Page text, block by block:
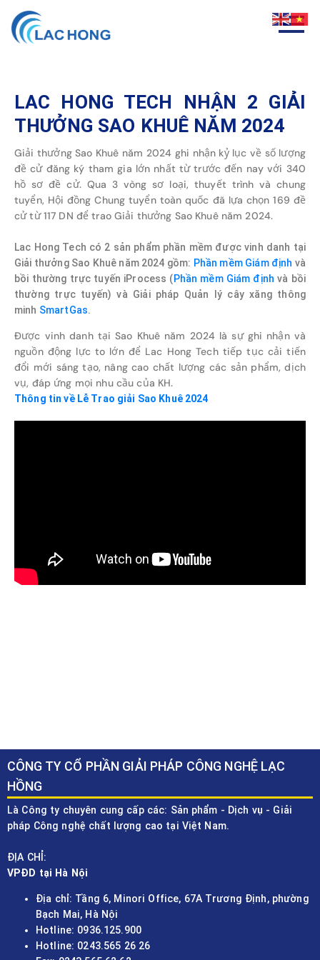
LAC HONG TECH NHẬN 2 GIẢI
THƯỞNG SAO KHUÊ NĂM 2024
Giải thưởng Sao Khuê năm 2024 ghi nhận kỷ lục về số lượng
đề cử đăng ký tham gia lớn nhất từ trước đến nay với 340
hồ sơ đề cử. Qua 3 vòng sơ loại, thuyết trình và chung
tuyển, Hội đồng Chung tuyển toàn quốc đã lựa chọn 169 đề
cử từ 117 DN để trao Giải thưởng Sao Khuê năm 2024.
Lac Hong Tech có 2 sản phẩm phần mềm được vinh danh tại
Giải thưởng Sao Khuê năm 2024 gồm: Phần mềm Giám định và
bồi thường trực tuyến iProcess (Phần mềm Giám định và bồi
thường trực tuyến) và Giải pháp Quản lý cây xăng thông
minh SmartGas.
Được vinh danh tại Sao Khuê năm 2024 là sự ghi nhận và
nguồn động lực to lớn để Lac Hong Tech tiếp tục cải tiến
đổi mới sáng tạo, nâng cao chất lượng các sản phẩm, dịch
vụ, đáp ứng mọi nhu cầu của KH.
Thông tin về Lễ Trao giải Sao Khuê 2024
CÔNG TY CỔ PHẦN GIẢI PHÁP CÔNG NGHỆ LẠC
HỒNG
Là Công ty chuyên cung cấp các: Sản phẩm - Dịch vụ - Giải
pháp Công nghệ chất lượng cao tại Việt Nam.
ĐỊA CHỈ:
VPĐD tại Hà Nội
Địa chỉ: Tầng 6, Minori Office, 67A Trương Định, phường
Bạch Mai, Hà Nội
Hotline: 0936.125.900
Hotline: 0243.565 26 26